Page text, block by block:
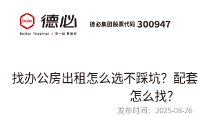
找办公房出租怎么选不踩坑？配
怎么找？
发布时间：2025-08-26